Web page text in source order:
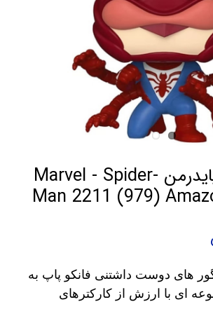
فانکو پاپ اسپایدرمن Marvel - Spider-
Man 2211 (979)
های دوست داشتنی فانکو پاپ به
ای با ارزش از کارکترهای